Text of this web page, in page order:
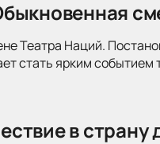
Театра Наций.
стать ярким событием
в страну